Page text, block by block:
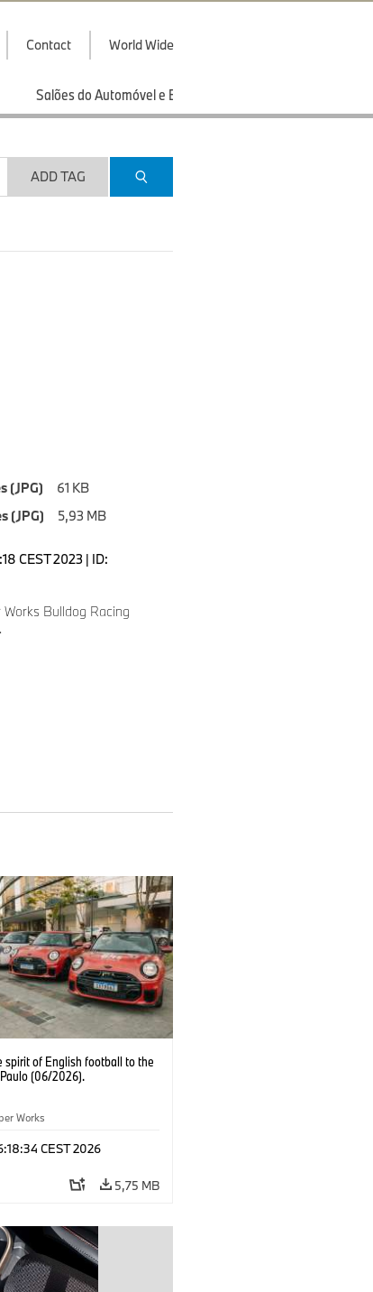
Contact World Wide
Salões do Automóvel e Exibições
ADD TAG
(JPG)
61 KB
(JPG)
5,93 MB
CEST 2023 | ID:
Bulldog Racing
spirit of English football to the
(06/2026).
Works
CEST 2026
5,75 MB